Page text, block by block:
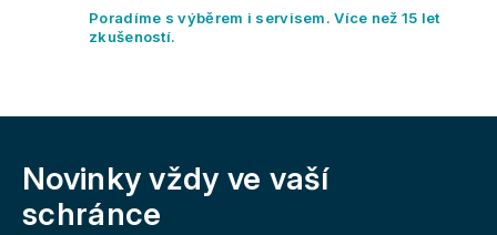
y
s
Poradíme s výběrem i servisem. Více než 15 let
zkušeností.
Novinky vždy ve vaší
schránce